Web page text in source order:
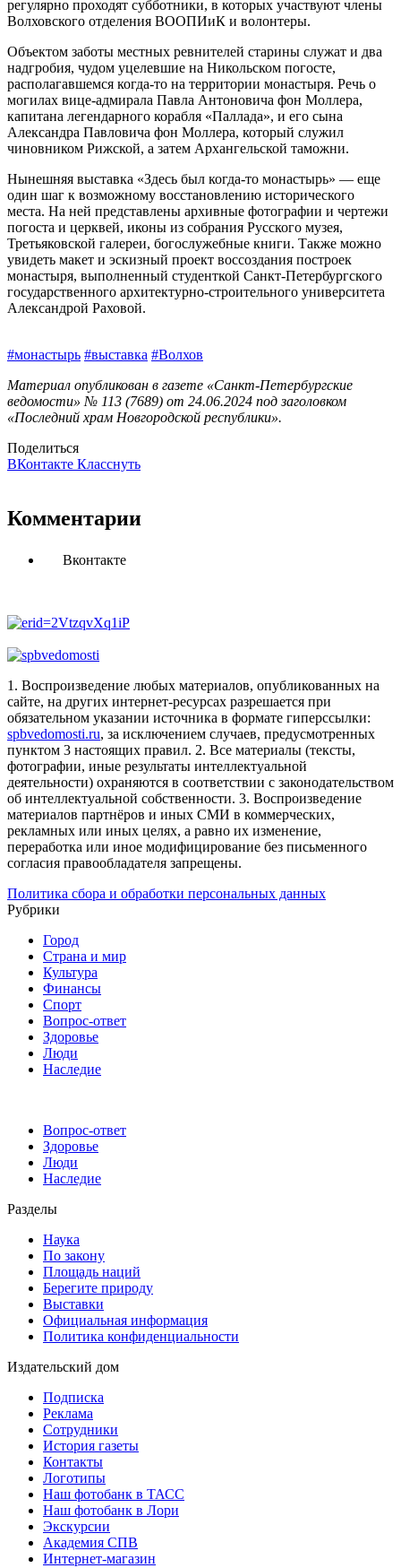
регулярно проходят субботники, в которых участвуют члены
Волховского отделения ВООПИиК и волонтеры.
Объектом заботы местных ревнителей старины служат и два
надгробия, чудом уцелевшие на Никольском погосте,
располагавшемся когда‑то на территории монастыря. Речь о
могилах вице-адмирала Павла Антоновича фон Моллера,
капитана легендарного корабля «Паллада», и его сына
Александра Павловича фон Моллера, который служил
чиновником Рижской, а затем Архангельской таможни.
Нынешняя выставка «Здесь был когда‑то монастырь» — еще
один шаг к возможному восстановлению исторического
места. На ней представлены архивные фотографии и чертежи
погоста и церквей, иконы из собрания Русского музея,
Третьяковской галереи, богослужебные книги. Также можно
увидеть макет и эскизный проект воссоздания построек
монастыря, выполненный студенткой Санкт-Петербургского
государственного архитектурно-строительного университета
Александрой Раховой.
#монастырь #выставка #Волхов
Материал опубликован в газете «Санкт-Петербургские
ведомости» № 113 (7689) от 24.06.2024 под заголовком
«Последний храм Новгородской республики».
Поделиться
ВКонтакте Класснуть
Комментарии
Вконтакте
1. Воспроизведение любых материалов, опубликованных на
сайте, на других интернет-ресурсах разрешается при
обязательном указании источника в формате гиперссылки:
spbvedomosti.ru, за исключением случаев, предусмотренных
пунктом 3 настоящих правил. 2. Все материалы (тексты,
фотографии, иные результаты интеллектуальной
деятельности) охраняются в соответствии с законодательством
об интеллектуальной собственности. 3. Воспроизведение
материалов партнёров и иных СМИ в коммерческих,
рекламных или иных целях, а равно их изменение,
переработка или иное модифицирование без письменного
согласия правообладателя запрещены.
Политика сбора и обработки персональных данных
Рубрики
Город
Страна и мир
Культура
Финансы
Спорт
Вопрос-ответ
Здоровье
Люди
Наследие
Вопрос-ответ
Здоровье
Люди
Наследие
Разделы
Наука
По закону
Площадь наций
Берегите природу
Выставки
Официальная информация
Политика конфиденциальности
Издательский дом
Подписка
Реклама
Сотрудники
История газеты
Контакты
Логотипы
Наш фотобанк в ТАСС
Наш фотобанк в Лори
Экскурсии
Академия СПВ
Интернет-магазин